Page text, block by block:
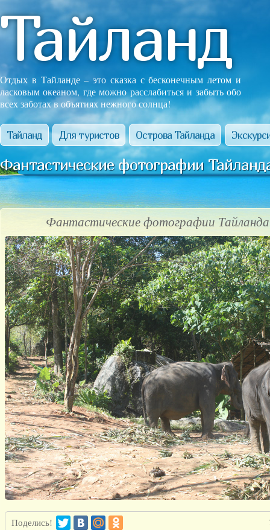
Тайланд
Отдых в Тайланде – это сказка с бесконечным летом и
ласковым океаном, где можно расслабиться и забыть обо
всех заботах в объятиях нежного солнца!
Тайланд Для туристов Острова Тайланда
Фантастические фотографии
Фантастические фотографии
Поделись!